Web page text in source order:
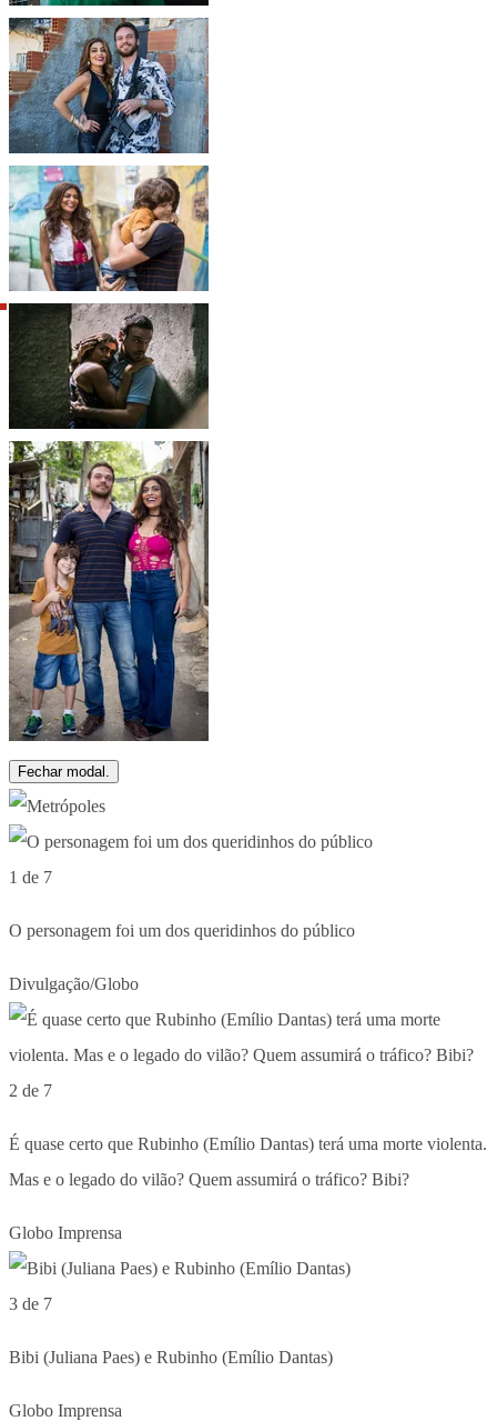
Fechar modal.
1 de 7
O personagem foi um dos queridinhos do público
Divulgação/Globo
2 de 7
É quase certo que Rubinho (Emílio Dantas) terá uma morte violenta.
Mas e o legado do vilão? Quem assumirá o tráfico? Bibi?
Globo Imprensa
3 de 7
Bibi (Juliana Paes) e Rubinho (Emílio Dantas)
Globo Imprensa